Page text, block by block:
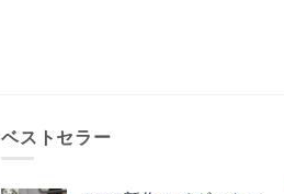
ベストセラー